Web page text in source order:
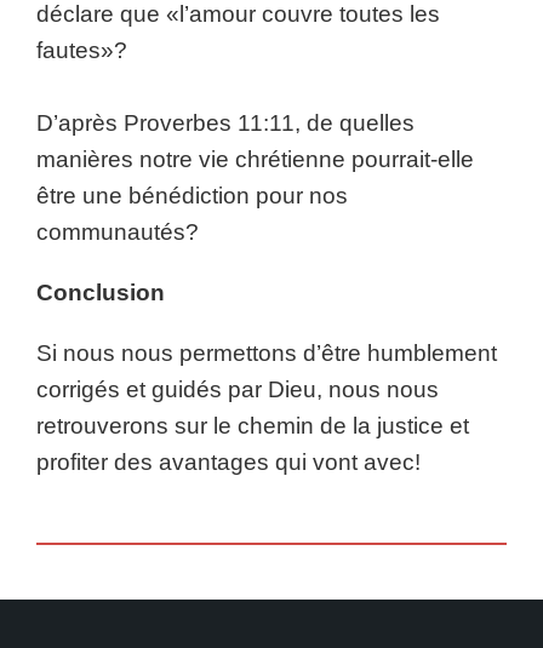
déclare que «l’amour couvre toutes les
fautes»?
D’après Proverbes 11:11, de quelles
manières notre vie chrétienne pourrait-elle
être une bénédiction pour nos
communautés?
Conclusion
Si nous nous permettons d’être humblement
corrigés et guidés par Dieu, nous nous
retrouverons sur le chemin de la justice et
profiter des avantages qui vont avec!